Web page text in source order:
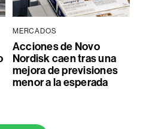
MERCADOS
Acciones de Novo
Nordisk caen tras una
mejora de previsiones
menor a la esperada